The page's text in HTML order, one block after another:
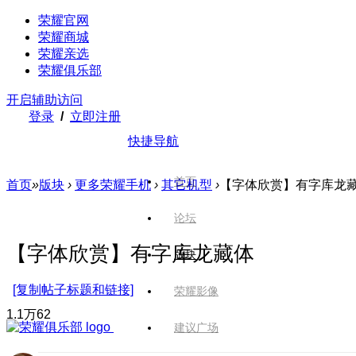
荣耀官网
荣耀商城
荣耀亲选
荣耀俱乐部
开启辅助访问
登录 / 立即注册
快捷导航
首页
论坛
版块
荣耀影像
建议广场
首页»版块 › 更多荣耀手机 › 其它机型 › 【字体欣赏】有字库龙
【字体欣赏】有字库龙藏体
[复制帖子标题和链接]
1.1万62